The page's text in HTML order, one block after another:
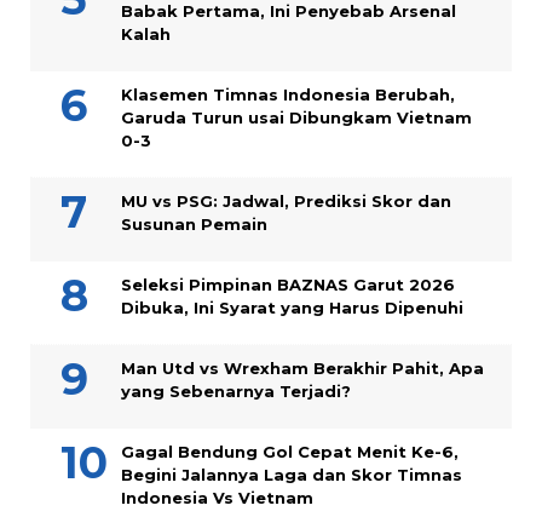
Babak Pertama, Ini Penyebab Arsenal
Kalah
Klasemen Timnas Indonesia Berubah,
Garuda Turun usai Dibungkam Vietnam
0-3
MU vs PSG: Jadwal, Prediksi Skor dan
Susunan Pemain
Seleksi Pimpinan BAZNAS Garut 2026
Dibuka, Ini Syarat yang Harus Dipenuhi
Man Utd vs Wrexham Berakhir Pahit, Apa
yang Sebenarnya Terjadi?
Gagal Bendung Gol Cepat Menit Ke-6,
Begini Jalannya Laga dan Skor Timnas
Indonesia Vs Vietnam